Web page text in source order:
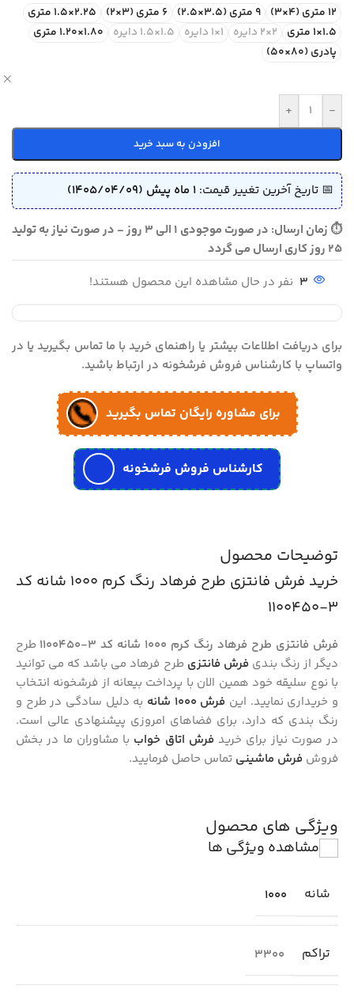
12 متری (4×3) 9 متری (3.5×2.5) 6 متری (3×2)
2.25×1.5 متری
1.5×1 متری
2×2 دایره 1×1 دایره 1.5×1.5 دایره
1.80×1.20 متری
پادری (80×50)
-
+
افزودن به سبد خرید
📅 تاریخ آخرین تغییر قیمت: 1 ماه پیش (1405/04/09)
⏱ زمان ارسال: در صورت موجودی 1 الی 3 روز - در صورت نیاز به تولید
25 روز کاری ارسال می گردد
3 نفر در حال مشاهده این محصول هستند!
برای دریافت اطلاعات بیشتر یا راهنمای خرید با ما تماس بگیرید یا در
واتساپ با کارشناس فروش فرشخونه در ارتباط باشید.
برای مشاوره رایگان تماس بگیرید
کارشناس فروش فرشخونه
توضیحات محصول
خرید فرش فانتزی طرح فرهاد رنگ کرم 1000 شانه کد
3-1100450
فرش فانتزی طرح فرهاد رنگ کرم 1000 شانه کد 3-1100450
طرح
دیگر از رنگ بندی فرش فانتزی طرح فرهاد می باشد که می توانید
با نوع سلیقه خود همین الان با پرداخت بیعانه از فرشخونه انتخاب
و خریداری نمایید. این فرش 1000 شانه
به دلیل سادگی در طرح و
رنگ بندی که دارد، برای فضاهای امروزی پیشنهادی عالی است.
در صورت نیاز برای خرید فرش اتاق خواب با مشاوران ما در بخش
فروش فرش ماشینی تماس حاصل فرمایید.
ویژگی های محصول
مشاهده ویژگی ها
شانه 1000
تراکم 3300